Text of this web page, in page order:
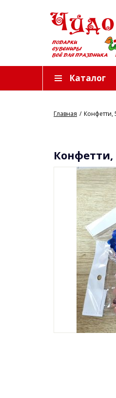
Каталог
Главная Конфетти,
Конфетти,